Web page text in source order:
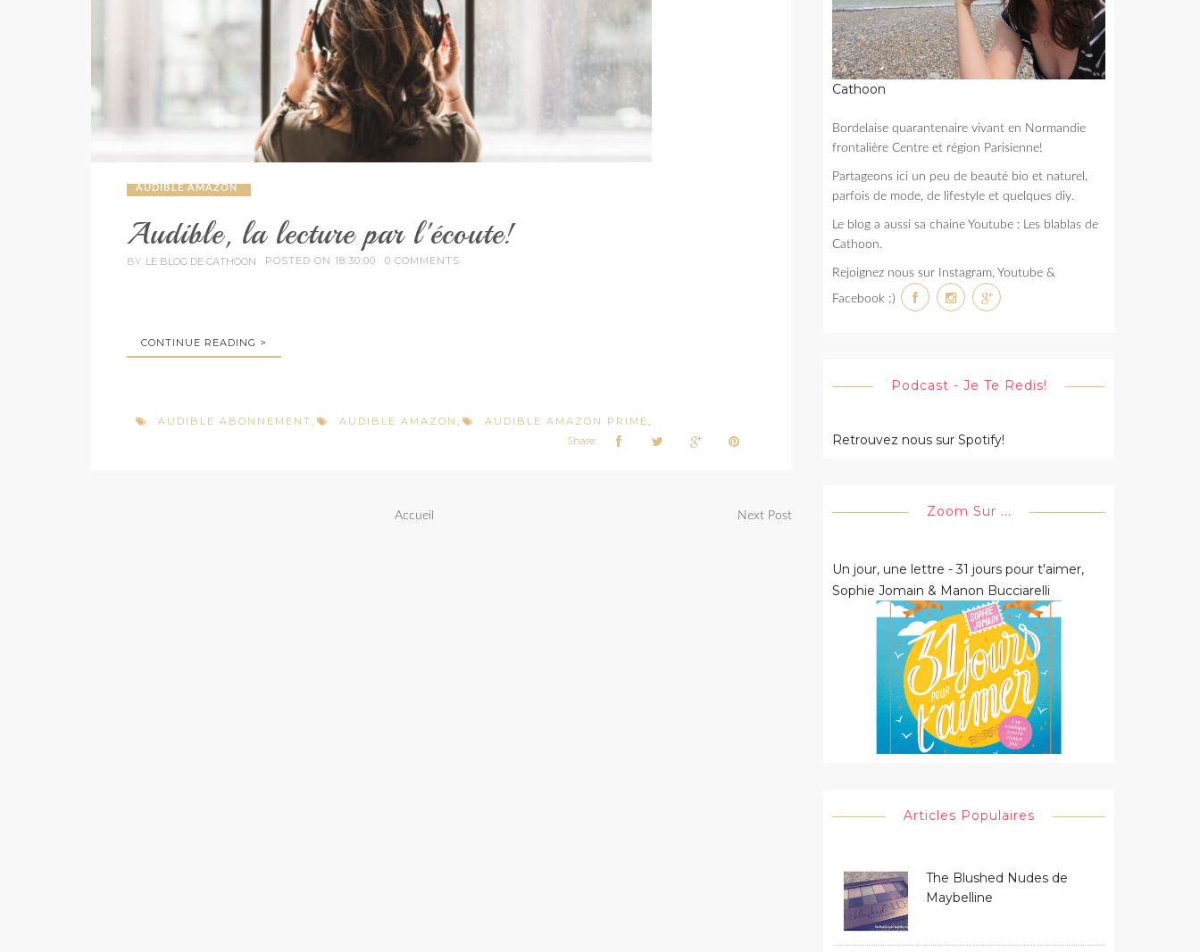
AUDIBLE AMAZON
Audible, la lecture par l'écoute!
BY LE BLOG DE CATHOON POSTED ON 18:30:00 0 COMMENTS
CONTINUE READING >
AUDIBLE ABONNEMENT, AUDIBLE AMAZON , AUDIBLE AMAZON PRIME,
Share:
Accueil Next Post
Cathoon
Bordelaise quarantenaire vivant en Normandie
frontalière Centre et région Parisienne!
Partageons ici un peu de beauté bio et naturel,
parfois de mode, de lifestyle et quelques diy.
Le blog a aussi sa chaine Youtube : Les blablas de
Cathoon.
Rejoignez nous sur Instagram, Youtube &
Facebook ;)
Podcast - Je Te Redis!
Retrouvez nous sur Spotify!
Zoom Sur ...
Un jour, une lettre - 31 jours pour t'aimer,
Sophie Jomain & Manon Bucciarelli
Articles Populaires
The Blushed Nudes de
Maybelline